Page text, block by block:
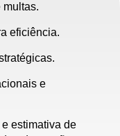
multas.
eficiência.
e
estimativa de